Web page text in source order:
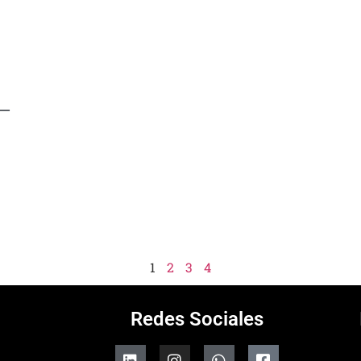
1 2 3 4
Redes Sociales